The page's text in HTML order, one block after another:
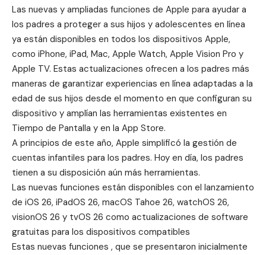
Las nuevas y ampliadas funciones de Apple para ayudar a
los padres a proteger a sus hijos y adolescentes en línea
ya están disponibles en todos los dispositivos Apple,
como iPhone, iPad, Mac, Apple Watch, Apple Vision Pro y
Apple TV. Estas actualizaciones ofrecen a los padres más
maneras de garantizar experiencias en línea adaptadas a la
edad de sus hijos desde el momento en que configuran su
dispositivo y amplían las herramientas existentes en
Tiempo de Pantalla y en la App Store.
A principios de este año, Apple simplificó la gestión de
cuentas infantiles para los padres. Hoy en día, los padres
tienen a su disposición aún más herramientas.
Las nuevas funciones están disponibles con el lanzamiento
de iOS 26, iPadOS 26, macOS Tahoe 26, watchOS 26,
visionOS 26 y tvOS 26 como actualizaciones de software
gratuitas para los dispositivos compatibles
Estas nuevas funciones , que se presentaron inicialmente